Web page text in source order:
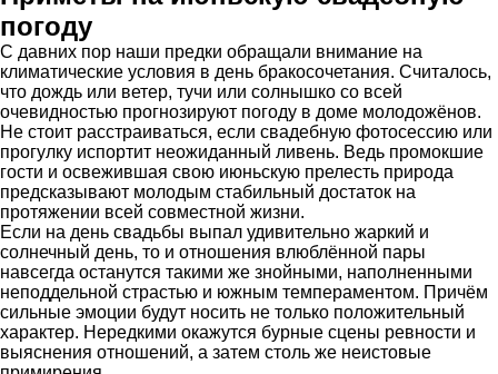
погоду
С давних пор наши предки обращали внимание на
климатические условия в день бракосочетания. Считалось,
что дождь или ветер, тучи или солнышко со всей
очевидностью прогнозируют погоду в доме молодожёнов.
Не стоит расстраиваться, если свадебную фотосессию или
прогулку испортит неожиданный ливень. Ведь промокшие
гости и освежившая свою июньскую прелесть природа
предсказывают молодым стабильный достаток на
протяжении всей совместной жизни.
Если на день свадьбы выпал удивительно жаркий и
солнечный день, то и отношения влюблённой пары
навсегда останутся такими же знойными, наполненными
неподдельной страстью и южным темпераментом. Причём
сильные эмоции будут носить не только положительный
характер. Нередкими окажутся бурные сцены ревности и
выяснения отношений, а затем столь же неистовые